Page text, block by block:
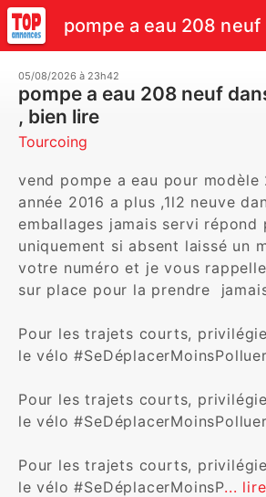
05/08/2026 à 23h42
pompe a eau 208 neuf
, bien lire
Tourcoing
vend pompe a eau pour
année 2016 a plus ,1l2 neuve
emballages jamais servi répond
uniquement si absent laissé un
votre numéro et je vous
sur place pour la prendre
Pour les trajets courts,
le vélo #SeDéplacerMoinsPolluer
Pour les trajets courts,
le vélo #SeDéplacerMoinsPolluer
Pour les trajets courts,
le vélo #SeDéplacerMoinsP...